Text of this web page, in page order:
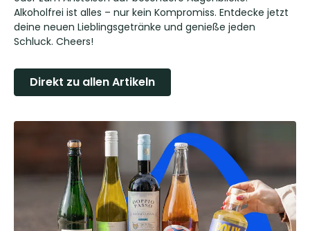
Alkoholfrei ist alles – nur kein Kompromiss. Entdecke jetzt
deine neuen Lieblingsgetränke und genieße jeden
Schluck. Cheers!
Direkt zu allen Artikeln